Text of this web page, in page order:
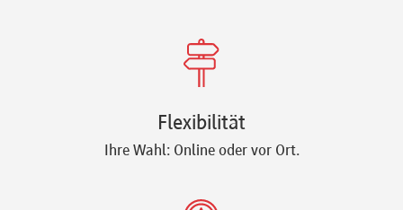
Flexibilität
Ihre Wahl: Online oder vor Ort.